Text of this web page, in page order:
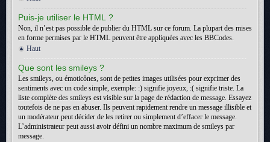
Puis-je utiliser le HTML ?
Non, il n’est pas possible de publier du HTML sur ce forum. La plupart des mises
en forme permises par le HTML peuvent être appliquées avec les BBCodes.
Haut
Que sont les smileys ?
Les smileys, ou émoticônes, sont de petites images utilisées pour exprimer des
sentiments avec un code simple, exemple: :) signifie joyeux, :( signifie triste. La
liste complète des smileys est visible sur la page de rédaction de message. Essayez
toutefois de ne pas en abuser. Ils peuvent rapidement rendre un message illisible et
un modérateur peut décider de les retirer ou simplement d’effacer le message.
L’administrateur peut aussi avoir défini un nombre maximum de smileys par
message.